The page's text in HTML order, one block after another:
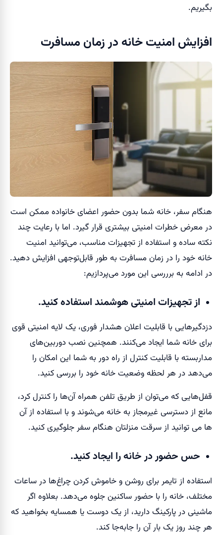
بگیریم.
افزایش امنیت خانه در زمان مسافرت
هنگام سفر، خانه شما بدون حضور اعضای خانواده ممکن است
در معرض خطرات امنیتی بیشتری قرار گیرد. اما با رعایت چند
نکته ساده و استفاده از تجهیزات مناسب، می‌توانید امنیت
خانه خود را در زمان مسافرت به طور قابل‌توجهی افزایش دهید.
در ادامه به برررسی این مورد می‌پردازیم:
از تجهیزات امنیتی هوشمند استفاده کنید.
دزدگیرهایی با قابلیت اعلان هشدار فوری، یک لایه امنیتی قوی
برای خانه شما ایجاد می‌کنند. همچنین نصب دوربین‌های
مداربسته با قابلیت کنترل از راه دور به شما این امکان را
می‌دهد در هر لحظه وضعیت خانه خود را بررسی کنید.
قفل‌هایی که می‌توان از طریق تلفن همراه آن‌ها را کنترل کرد،
مانع از دسترسی غیرمجاز به خانه می‌شوند و با استفاده از آن
ها می توانید از سرقت منزلتان هنگام سفر جلوگیری کنید.
حس حضور در خانه را ایجاد کنید.
استفاده از تایمر برای روشن و خاموش کردن چراغ‌ها در ساعات
مختلف، خانه را با حضور ساکنین جلوه می‌دهد. بعلاوه اگر
ماشینی در پارکینگ دارید، از یک دوست یا همسایه بخواهید که
هر چند روز یک بار آن را جابه‌جا کند.